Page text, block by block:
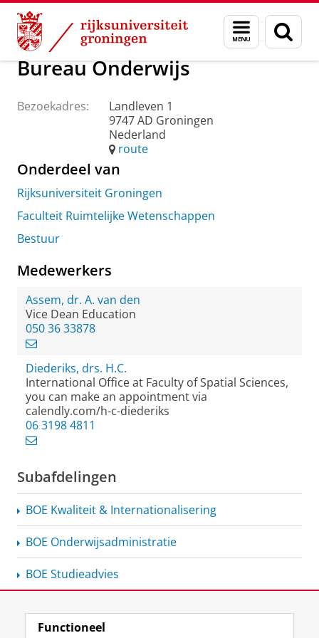
Skip
Content
Skip
Navigation
Menu
en
zoeken
Over ons Praktische zaken Waar vindt u ons
Bureau Onderwijs
Bezoekadres:
Landleven 1
9747 AD Groningen
Nederland
route
Onderdeel van
Rijksuniversiteit Groningen
Faculteit Ruimtelijke Wetenschappen
Bestuur
Medewerkers
Assem, dr. A. van den
Vice Dean Education
050 36 33878
Diederiks, drs. H.C.
International Office at Faculty of Spatial Sciences,
you can make an appointment via
calendly.com/h-c-diederiks
06 3198 4811
Subafdelingen
BOE Kwaliteit & Internationalisering
BOE Onderwijsadministratie
BOE Studieadvies
View this page in:English
Functioneel